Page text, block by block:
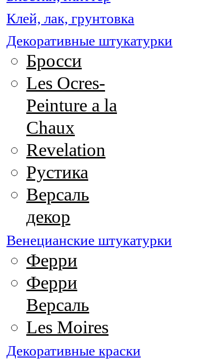
Клей, лак, грунтовка
Декоративные штукатурки
Бросси
Les Ocres-
Peinture a la
Chaux
Revelation
Рустика
Версаль
декор
Венецианские штукатурки
Ферри
Ферри
Версаль
Les Moires
Декоративные краски